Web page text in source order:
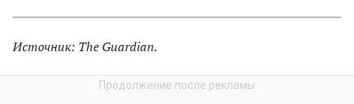
Источник: The Guardian.